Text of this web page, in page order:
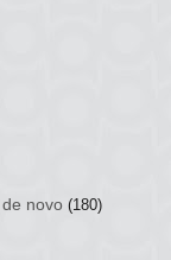
novo (180)